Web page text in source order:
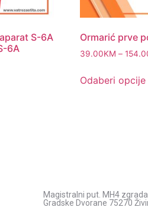
S-6A
6A
Ormarić prve
39.00KM –
Odaberi opcije
Magistralni put. MH4
Gradske Dvorane 75270